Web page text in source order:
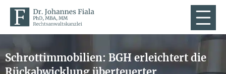
Schrottimmobilien: BGH erleichtert die